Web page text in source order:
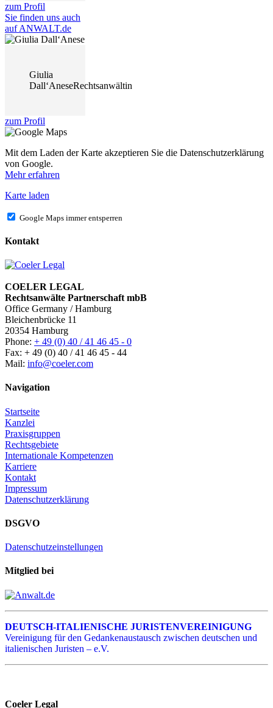
zum Profil
Sie finden uns auch
auf ANWALT.de
Giulia
Dall‘AneseRechtsanwältin
zum Profil
Mit dem Laden der Karte akzeptieren Sie die Datenschutzerklärung
von Google.
Mehr erfahren
Karte laden
Google Maps immer entsperren
Kontakt
COELER LEGAL
Rechtsanwälte Partnerschaft mbB
Office Germany / Hamburg
Bleichenbrücke 11
20354 Hamburg
Phone: + 49 (0) 40 / 41 46 45 - 0
Fax: + 49 (0) 40 / 41 46 45 - 44
Mail: info@coeler.com
Navigation
Startseite
Kanzlei
Praxisgruppen
Rechtsgebiete
Internationale Kompetenzen
Karriere
Kontakt
Impressum
Datenschutzerklärung
DSGVO
Datenschutzeinstellungen
Mitglied bei
DEUTSCH-ITALIENISCHE JURISTENVEREINIGUNG
Vereinigung für den Gedankenaustausch zwischen deutschen und
italienischen Juristen – e.V.
Coeler Legal